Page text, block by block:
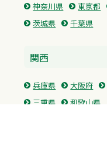
神奈川県 東京都
茨城県
千葉県
関西
兵庫県 大阪府
三重県
和歌山県